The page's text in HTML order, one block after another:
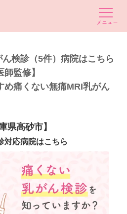
検診（5件）病院はこちら
師監修】
め痛くない無痛MRI乳がん
県高砂市】
対応病院はこちら